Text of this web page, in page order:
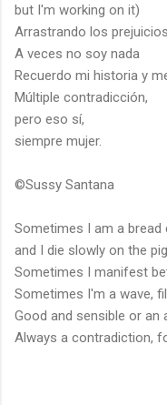
but I'm working on it)
Arrastrando los
A veces no soy nada
Recuerdo mi historia y
Múltiple contradicción,
pero eso sí,
siempre mujer.
©Sussy Santana
Sometimes I am a
and I die slowly on the
Sometimes I manifest
Sometimes I'm a wave,
Good and sensible or an
Always a contradiction,